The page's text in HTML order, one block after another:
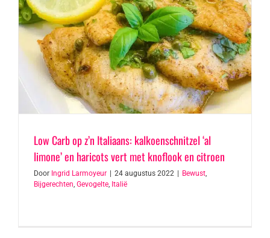
Low Carb op z’n Italiaans: kalkoenschnitzel ‘al
limone’ en haricots vert met knoflook en citroen
Door Ingrid Larmoyeur 24 augustus 2022 Bewust,
Bijgerechten, Gevogelte, Italië